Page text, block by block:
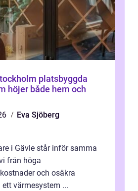
platsbyggda
höjer både hem och
Eva Sjöberg
i Gävle står inför samma
från höga
och osäkra
värmesystem ...